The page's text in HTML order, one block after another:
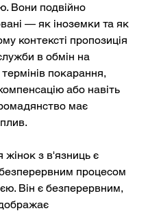
Вони подвійно
— як іноземки та як
контексті пропозиція
в обмін на
покарання,
або навіть
має
жінок з в'язниць є
процесом
Він є безперервним,